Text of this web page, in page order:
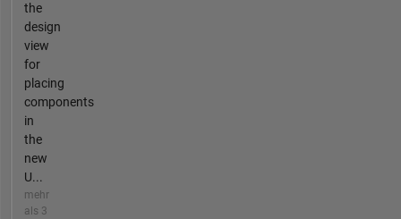
the
design
view
for
placing
components
in
the
new
U...
mehr
als 3